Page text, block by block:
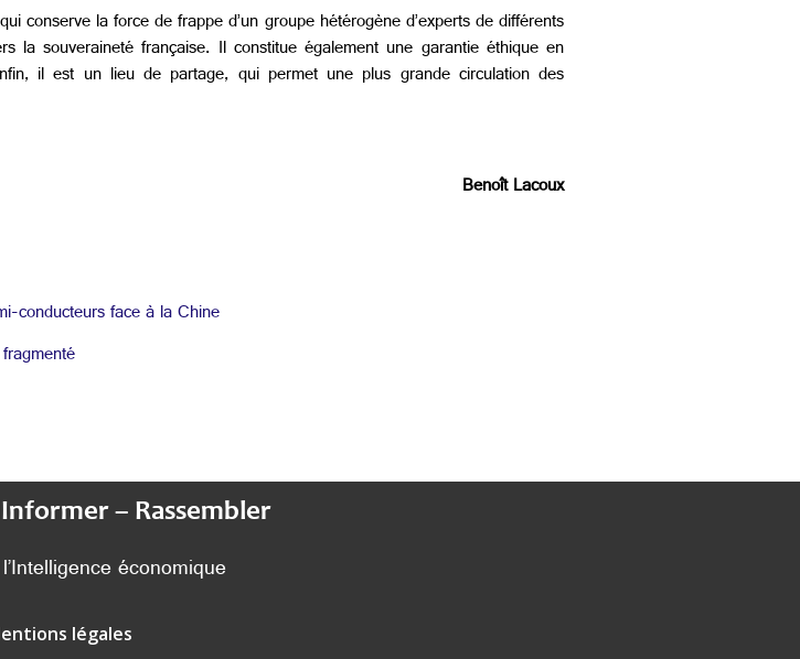
conserve la force de frappe d’un groupe hétérogène d’experts de différents
la souveraineté française. Il constitue également une garantie éthique en
il est un lieu de partage, qui permet une plus grande circulation des
Benoît Lacoux
conducteurs face à la Chine
– Rassembler
économique
légales